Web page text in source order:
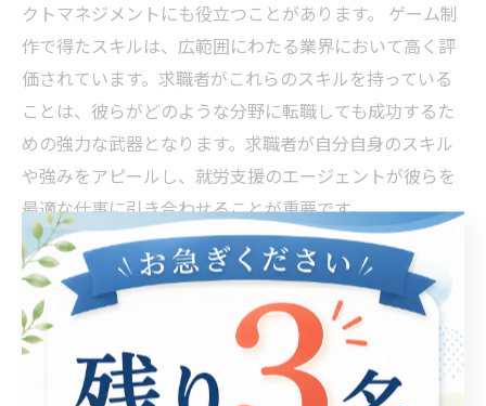
クトマネジメントにも役立つことがあります。 ゲーム制
作で得たスキルは、広範囲にわたる業界において高く評
価されています。求職者がこれらのスキルを持っている
ことは、彼らがどのような分野に転職しても成功するた
めの強力な武器となります。求職者が自分自身のスキル
や強みをアピールし、就労支援のエージェントが彼らを
最適な仕事に引き合わせることが重要です。
障がい者の進む道を拓く
私たち就労支援業界は、障がい者の進む道を拓くため
に、日々努力をしています。障がいのある方々が、就労